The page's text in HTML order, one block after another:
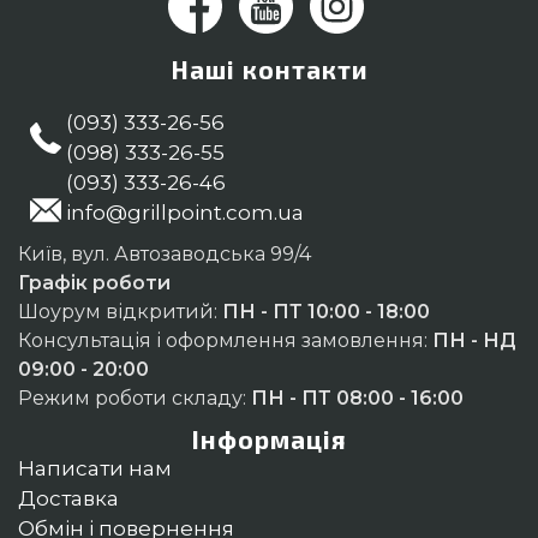
Наші контакти
(093) 333-26-56
(098) 333-26-55
(093) 333-26-46
info@grillpoint.com.ua
Київ, вул. Автозаводська 99/4
Графік роботи
Шоурум відкритий: ПН - ПТ 10:00 - 18:00
Консультація і оформлення замовлення: ПН - НД
09:00 - 20:00
Режим роботи складу: ПН - ПТ 08:00 - 16:00
Інформація
Написати нам
Доставка
Обмін і повернення